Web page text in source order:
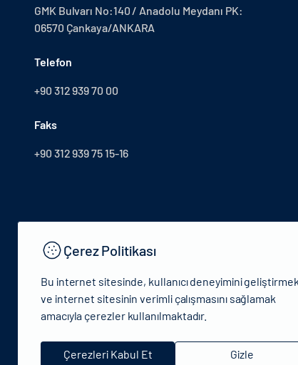
GMK Bulvarı No:140 / Anadolu Meydanı PK:
06570 Çankaya/ANKARA
Telefon
+90 312 939 70 00
Faks
+90 312 939 75 15-16
© 2024 T.C.Kültür ve Turizm Bakanlığı - Tüm hakları
Çerez Politikası
Bu internet sitesinde, kullanıcı deneyimini geliştirmek
ve internet sitesinin verimli çalışmasını sağlamak
amacıyla çerezler kullanılmaktadır.
Çerezleri Kabul Et Gizle